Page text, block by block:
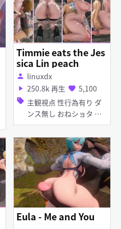
Timmie eats the Jes
sica Lin peach
person linuxdx
play_arrow 250.8k 再生 favorite 5,100
sell 主観視点 性行為有り ダ
ンス無し おねショタ 淫
乱 巨乳 タイツ・ストッ
キング イラマチオ 種付
けプレス ディープスロー
ト フェラ
Eula - Me and You